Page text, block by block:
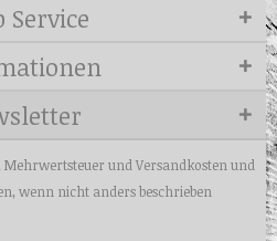
Service
Mehrwertsteuer und Versandkosten und
wenn nicht anders beschrieben